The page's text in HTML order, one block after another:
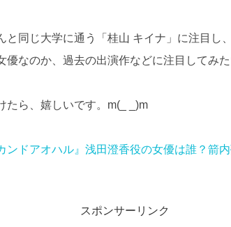
と同じ大学に通う「 桂山 キイナ」に注目し
優なのか、過去の出演作などに注目してみた
たら、嬉しいです。m(_ _)m
ンドアオハル』浅田澄香役の女優は誰？箭
スポンサーリンク